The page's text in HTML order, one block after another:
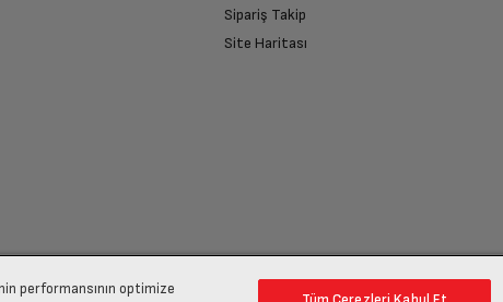
Sipariş Takip
Site Haritası
performansının optimize